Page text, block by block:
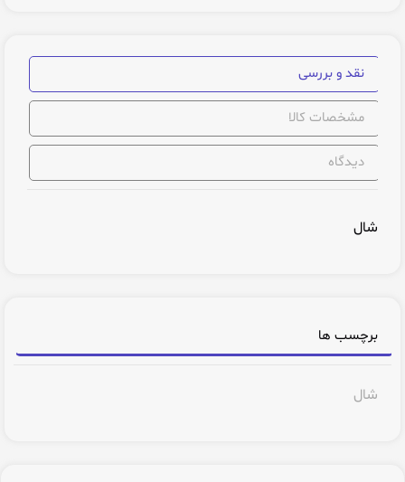
نقد و بررسی
مشخصات کالا
دیدگاه
شال
برچسب ها
شال